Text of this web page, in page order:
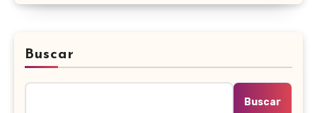
Buscar
Buscar